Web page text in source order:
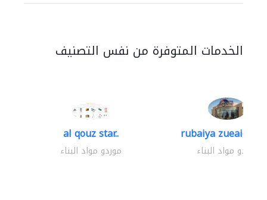
الخدمات المتوفرة من نفس التصنيف
al qouz star..
موردو مواد البناء
rubaiya zueaid
موردو مواد البناء